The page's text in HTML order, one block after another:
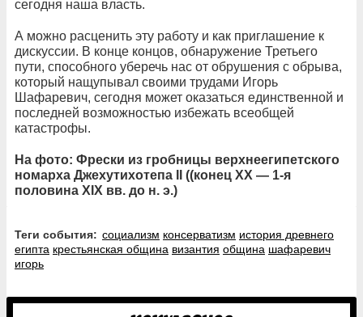
сегодня наша власть.
А можно расценить эту работу и как приглашение к
дискуссии. В конце концов, обнаружение Третьего
пути, способного уберечь нас от обрушения с обрыва,
который нащупывал своими трудами Игорь
Шафаревич, сегодня может оказаться единственной и
последней возможностью избежать всеобщей
катастрофы.
На фото: Фрески из гробницы верхнеегипетского
номарха Джехутихотепа II ((конец XX — 1-я
половина XIX вв. до н. э.)
Теги события: социализм консерватизм история древнего
египта крестьянская община византия община шафаревич
игорь